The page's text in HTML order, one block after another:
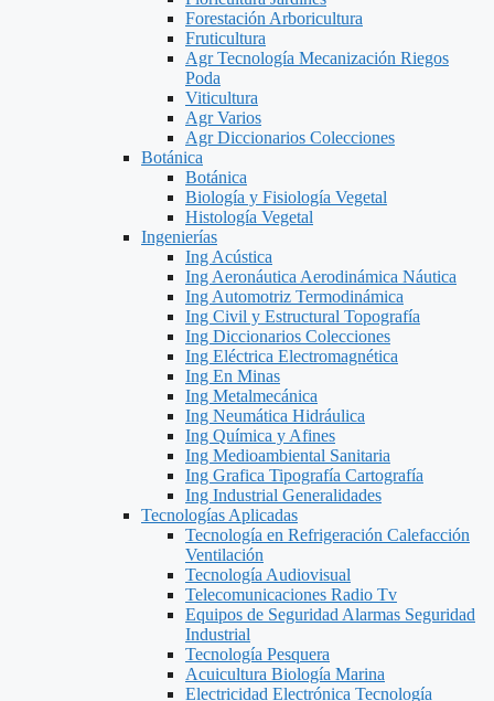
Forestación Arboricultura
Fruticultura
Agr Tecnología Mecanización Riegos
Poda
Viticultura
Agr Varios
Agr Diccionarios Colecciones
Botánica
Botánica
Biología y Fisiología Vegetal
Histología Vegetal
Ingenierías
Ing Acústica
Ing Aeronáutica Aerodinámica Náutica
Ing Automotriz Termodinámica
Ing Civil y Estructural Topografía
Ing Diccionarios Colecciones
Ing Eléctrica Electromagnética
Ing En Minas
Ing Metalmecánica
Ing Neumática Hidráulica
Ing Química y Afines
Ing Medioambiental Sanitaria
Ing Grafica Tipografía Cartografía
Ing Industrial Generalidades
Tecnologías Aplicadas
Tecnología en Refrigeración Calefacción
Ventilación
Tecnología Audiovisual
Telecomunicaciones Radio Tv
Equipos de Seguridad Alarmas Seguridad
Industrial
Tecnología Pesquera
Acuicultura Biología Marina
Electricidad Electrónica Tecnología